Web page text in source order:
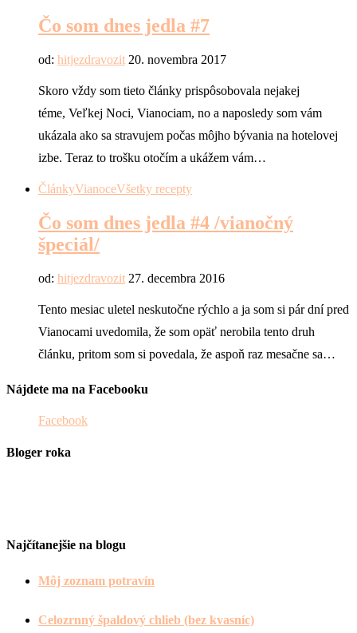
Čo som dnes jedla #7
od: hitjezdravozit 20. novembra 2017
Skoro vždy som tieto články prispôsobovala nejakej
téme, Veľkej Noci, Vianociam, no a naposledy som vám
ukázala ako sa stravujem počas môjho bývania na hotelovej
izbe. Teraz to trošku otočím a ukážem vám…
ČlánkyVianoceVšetky recepty
Čo som dnes jedla #4 /vianočný
špeciál/
od: hitjezdravozit 27. decembra 2016
Tento mesiac uletel neskutočne rýchlo a ja som si pár dní pred
Vianocami uvedomila, že som opäť nerobila tento druh
článku, pritom som si povedala, že aspoň raz mesačne sa…
Nájdete ma na Facebooku
Facebook
Bloger roka
Najčítanejšie na blogu
Môj zoznam potravín
Celozrnný špaldový chlieb (bez kvasníc)